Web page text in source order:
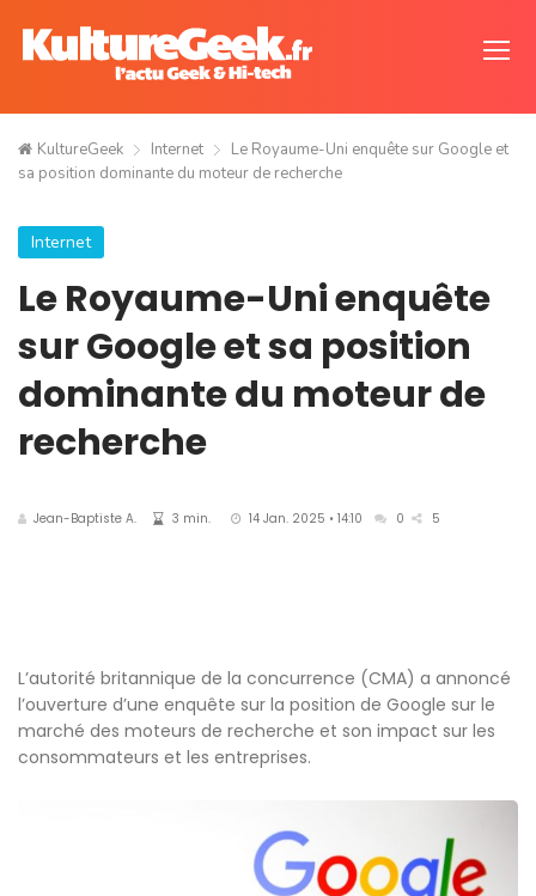
KultureGeek Internet
Le Royaume-Uni enquête sur Google et
sa position dominante du moteur de recherche
Internet
Le Royaume-Uni enquête
sur Google et sa position
dominante du moteur de
recherche
Jean-Baptiste A. 3 min. 14 Jan. 2025 • 14:10 0 5
L’autorité britannique de la concurrence (CMA) a annoncé
l’ouverture d’une enquête sur la position de Google sur le
marché des moteurs de recherche et son impact sur les
consommateurs et les entreprises.